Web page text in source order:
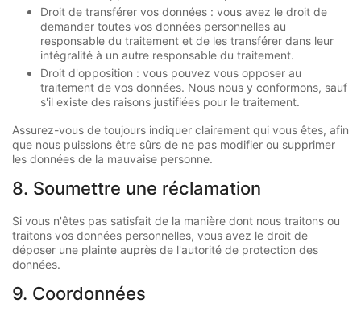
Droit de transférer vos données : vous avez le droit de
demander toutes vos données personnelles au
responsable du traitement et de les transférer dans leur
intégralité à un autre responsable du traitement.
Droit d'opposition : vous pouvez vous opposer au
traitement de vos données. Nous nous y conformons, sauf
s'il existe des raisons justifiées pour le traitement.
Assurez-vous de toujours indiquer clairement qui vous êtes, afin
que nous puissions être sûrs de ne pas modifier ou supprimer
les données de la mauvaise personne.
8. Soumettre une réclamation
Si vous n'êtes pas satisfait de la manière dont nous traitons ou
traitons vos données personnelles, vous avez le droit de
déposer une plainte auprès de l'autorité de protection des
données.
9. Coordonnées